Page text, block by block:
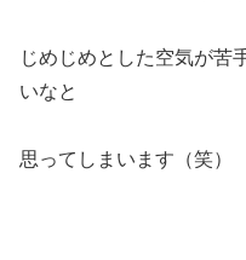
じめじめとした空気が苦
いなと
思ってしまいます（笑）